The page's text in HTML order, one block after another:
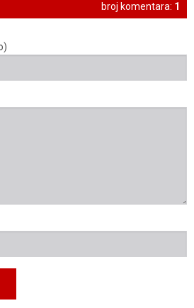
broj komentara: 1